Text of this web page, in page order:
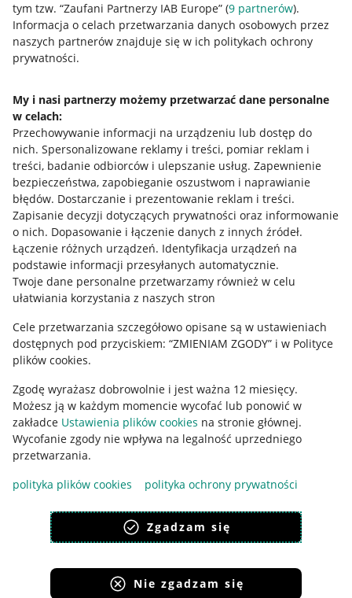
tym tzw. “Zaufani Partnerzy IAB Europe” (9 partnerów).
Informacja o celach przetwarzania danych osobowych przez
naszych partnerów znajduje się w ich politykach ochrony
prywatności.
My i nasi partnerzy możemy przetwarzać dane personalne
w celach:
Przechowywanie informacji na urządzeniu lub dostęp do
nich. Spersonalizowane reklamy i treści, pomiar reklam i
treści, badanie odbiorców i ulepszanie usług. Zapewnienie
bezpieczeństwa, zapobieganie oszustwom i naprawianie
błędów. Dostarczanie i prezentowanie reklam i treści.
Zapisanie decyzji dotyczących prywatności oraz informowanie
o nich. Dopasowanie i łączenie danych z innych źródeł.
Łączenie różnych urządzeń. Identyfikacja urządzeń na
podstawie informacji przesyłanych automatycznie.
Twoje dane personalne przetwarzamy również w celu
ułatwiania korzystania z naszych stron
Cele przetwarzania szczegółowo opisane są w ustawieniach
dostępnych pod przyciskiem: “ZMIENIAM ZGODY” i w Polityce
plików cookies.
Zgodę wyrażasz dobrowolnie i jest ważna 12 miesięcy.
Możesz ją w każdym momencie wycofać lub ponowić w
zakładce Ustawienia plików cookies na stronie głównej.
Wycofanie zgody nie wpływa na legalność uprzedniego
przetwarzania.
polityka plików cookies
polityka ochrony prywatności
Zgadzam się
Nie zgadzam się
Przydatne informacje
Jak to działa
Allegro Gadane dla sprzedających
Allegro Gadane dla kupujących
Mapa miejscowości
Informacje prawne
Regulamin
Polityka plików "cookies"
Ustawienia plików "cookies"
Udostępnianie lokalizacji
Informacje dla Aktu o Usługach Cyfrowych
Pobierz aplikację
Korzystanie z serwisu oznacza akceptacjęregulaminu